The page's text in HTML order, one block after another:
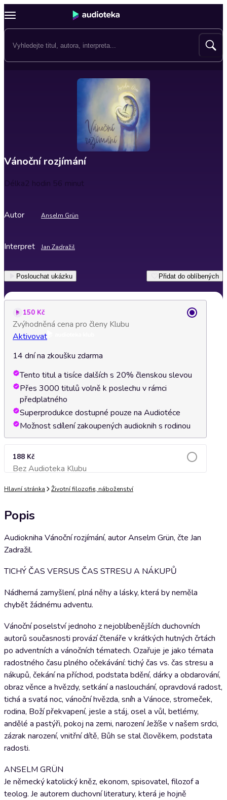
Vánoční rozjímání
Délka2 hodin 56 minut
Autor Anselm Grün
Interpret Jan Zadražil
Poslouchat ukázku Přidat do oblíbených
150 Kč
Zvýhodněná cena pro členy Klubu
Aktivovat
14 dní na zkoušku zdarma
Tento titul a tisíce dalších s 20% členskou slevou
Přes 3000 titulů volně k poslechu v rámci
předplatného
Superprodukce dostupné pouze na Audiotéce
Možnost sdílení zakoupených audioknih s rodinou
188 Kč
Bez Audioteka KlubuPřidat do košíku
Hlavní stránka Životní filozofie, náboženství
Popis
Audiokniha Vánoční rozjímání, autor Anselm Grün, čte Jan
Zadražil.
TICHÝ ČAS VERSUS ČAS STRESU A NÁKUPŮ
Nádherná zamyšlení, plná něhy a lásky, která by neměla
chybět žádnému adventu.
Vánoční poselství jednoho z nejoblíbenějších duchovních
autorů současnosti provází čtenáře v krátkých hutných črtách
po adventních a vánočních tématech. Ozařuje je jako témata
radostného času plného očekávání: tichý čas vs. čas stresu a
nákupů, čekání na příchod, podstata bdění, dárky a obdarování,
obraz věnce a hvězdy, setkání a naslouchání, opravdová radost,
tichá a svatá noc, vánoční hvězda, sníh a Vánoce, stromeček,
rodina, Boží překvapení, jesle a stáj, osel a vůl, betlémy,
andělé a pastýři, pokoj na zemi, narození Ježíše v našem srdci,
zázrak narození, vnitřní dítě, Bůh se stal člověkem, podstata
radosti.
ANSELM GRÜN
Je německý katolický kněz, ekonom, spisovatel, filozof a
teolog. Je autorem duchovní literatury, která je hojně